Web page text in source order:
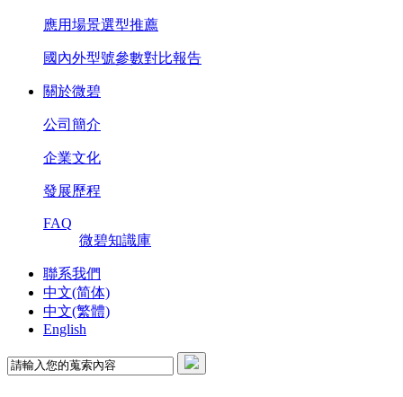
應用場景選型推薦
國內外型號參數對比報告
關於微碧
公司簡介
企業文化
發展歷程
FAQ
微碧知識庫
聯系我們
中文(简体)
中文(繁體)
English